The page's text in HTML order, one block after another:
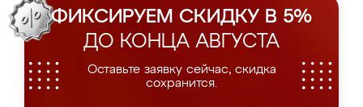
ФИКСИРУЕМ СКИДКУ В 5%
ДО КОНЦА АВГУСТА
Оставьте заявку сейчас, скидка
сохранится.